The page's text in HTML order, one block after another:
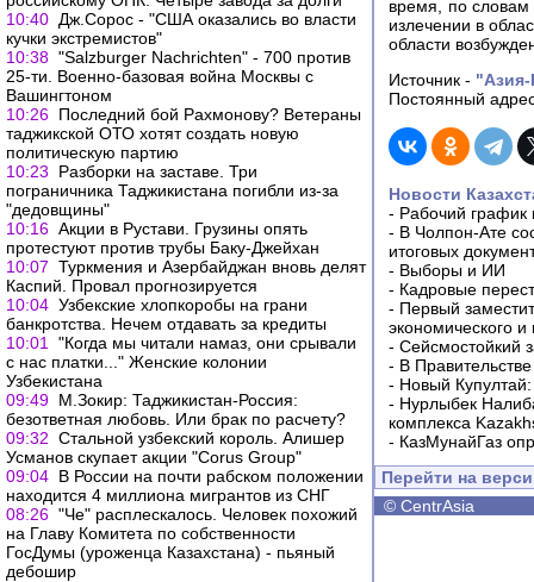
10:40 Дж.Сорос - "США оказались во власти
кучки экстремистов"
10:38 "Salzburger Nachrichten" - 700 против
25-ти. Военно-базовая война Москвы с
Вашингтоном
10:26 Последний бой Рахмонову? Ветераны
таджикской ОТО хотят создать новую
политическую партию
10:23
Разборки на заставе. Три
пограничника Таджикистана погибли из-за
"дедовщины"
10:16 Акции в Рустави. Грузины опять
протестуют против трубы Баку-Джейхан
10:07 Туркмения и Азербайджан вновь делят
Каспий. Провал прогнозируется
10:04 Узбекские хлопкоробы на грани
банкротства. Нечем отдавать за кредиты
10:01
"Когда мы читали намаз, они срывали
с нас платки..." Женские колонии
Узбекистана
09:49 М.Зокир: Таджикистан-Россия:
безответная любовь. Или брак по расчету?
09:32 Стальной узбекский король. Алишер
Усманов скупает акции "Corus Group"
09:04 В России на почти рабском положении
находится 4 миллиона мигрантов из СНГ
08:26 "Че" расплескалось. Человек похожий
на Главу Комитета по собственности
ГосДумы (уроженца Казахстана) - пьяный
дебошир
время, по словам
излечении в
области
Источник -
Постоянный
Новости
- Рабочий график
- В Чолпон-Ате
итоговых
- Выборы и ИИ
- Кадровые
- Первый
экономического
- Сейсмостойкий
- В
- Новый
- Нурлыбек
комплекса
- КазМунайГаз
Перейти на
© CentrAsia